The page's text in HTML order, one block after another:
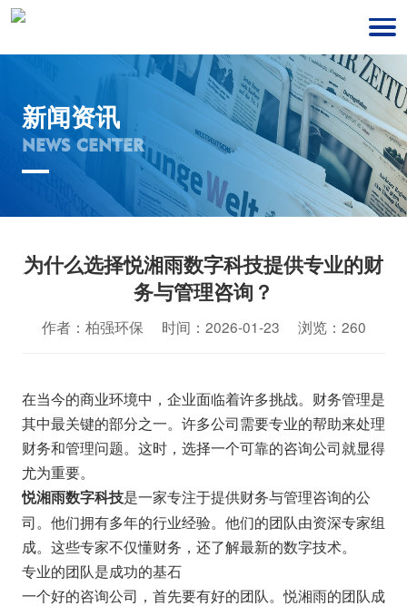
新闻资讯
NEWS CENTER
为什么选择悦湘雨数字科技提供专业的财
务与管理咨询？
作者：柏强环保 时间：2026-01-23 浏览：260
在当今的商业环境中，企业面临着许多挑战。财务管理是
其中最关键的部分之一。许多公司需要专业的帮助来处理
财务和管理问题。这时，选择一个可靠的咨询公司就显得
尤为重要。
悦湘雨数字科技是一家专注于提供财务与管理咨询的公
司。他们拥有多年的行业经验。他们的团队由资深专家组
成。这些专家不仅懂财务，还了解最新的数字技术。
专业的团队是成功的基石
一个好的咨询公司，首先要有好的团队。悦湘雨的团队成